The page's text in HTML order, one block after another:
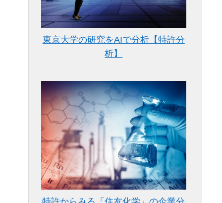
東京大学の研究をAIで分析【特許分
析】